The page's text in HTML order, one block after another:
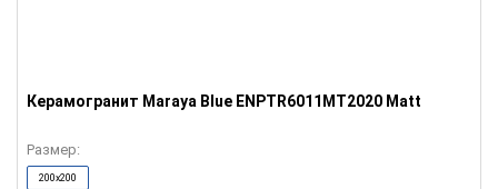
Керамогранит Maraya Blue ENPTR6011MT2020 Matt
Размер:
200x200